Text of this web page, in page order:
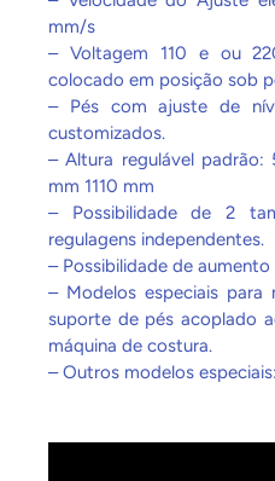
mm/s
– Voltagem 110 e ou
colocado em posição sob
– Pés com ajuste de
customizados.
– Altura regulável
mm 1110 mm
– Possibilidade de 2
regulagens independentes.
– Possibilidade de
– Modelos especiais para
suporte de pés acoplado
máquina de costura.
– Outros modelos especiais: